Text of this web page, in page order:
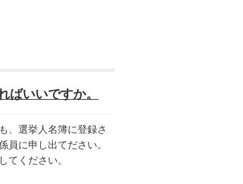
いいですか。
、選挙人名簿に登録さ
に申し出てださい。
てください。